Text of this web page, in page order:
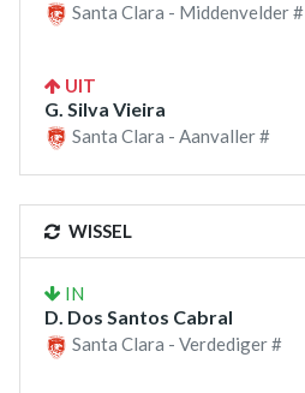
Santa Clara - Middenvelder #
UIT
G. Silva Vieira
Santa Clara - Aanvaller #
WISSEL
IN
D. Dos Santos Cabral
Santa Clara - Verdediger #